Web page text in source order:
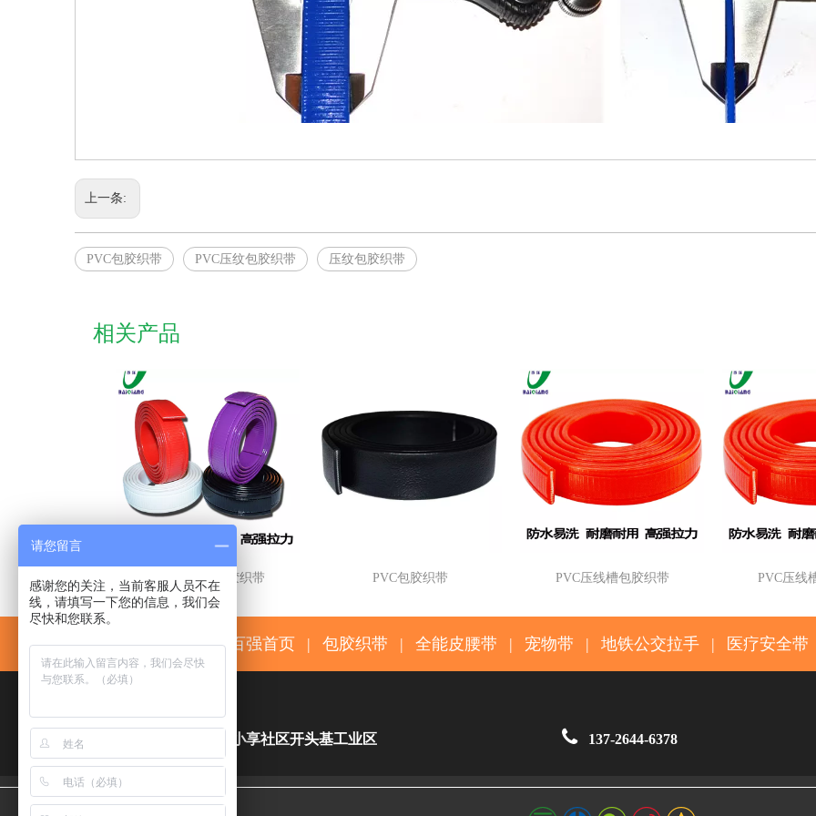
上一条:
PVC包胶织带 PVC压纹包胶织带 压纹包胶织带
相关产品
PVC压线槽包胶织带 PVC包胶织带 PVC压线槽包胶织带 PVC压线
百强首页 | 包胶织带 | 全能皮腰带 | 宠物带 | 地铁公交拉手 | 医疗安全带
东莞市万江区小享社区开头基工业区  137-2644-6378
请您留言
感谢您的关注，当前客服人员不在
线，请填写一下您的信息，我们会
尽快和您联系。